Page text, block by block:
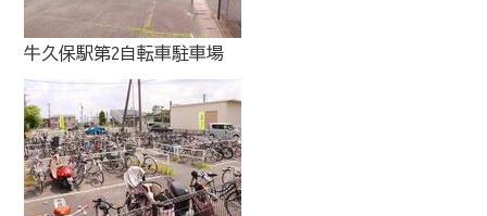
牛久保駅第2自転車駐車場